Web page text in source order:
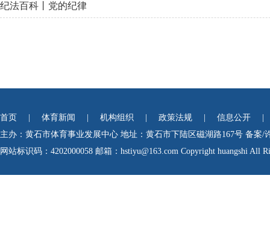
纪法百科丨党的纪律
首页 体育新闻 机构组织 政策法规 信息公开
主办：黄石市体育事业发展中心 地址：黄石市下陆区磁湖路167号 备案/
网站标识码：4202000058 邮箱：hstiyu@163.com Copyright huangshi All